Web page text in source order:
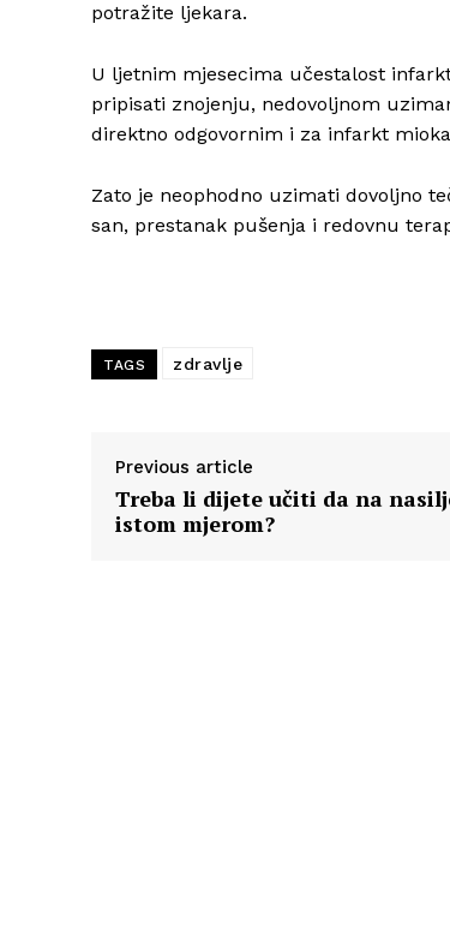
potražite ljekara.
U ljetnim mjesecima učestalost
pripisati znojenju, nedovoljnom
direktno odgovornim i za infarkt
Zato je neophodno uzimati dovoljno
san, prestanak pušenja i redovnu
TAGS zdravlje
Previous article
Treba li dijete učiti da na
istom mjerom?